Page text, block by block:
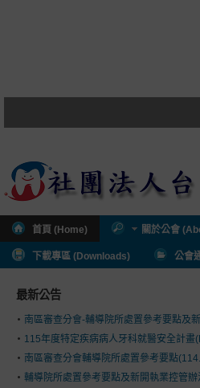
首頁 (Home) 關於公會
下載專區 (Downloads) 公會
最新公告
南區審查分會-輔導院所處置參考要點及
115年度特定疾病病人牙科就醫安全計畫
南區審查分會輔導院所處置參考要點
輔導院所處置參考要點及新開執業控管